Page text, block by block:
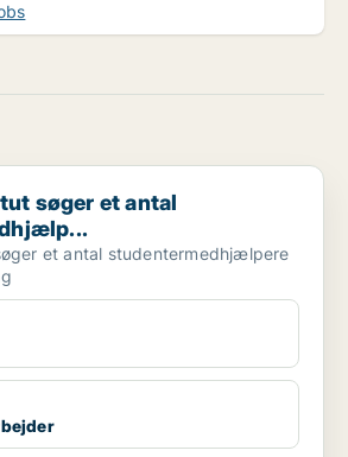
et antal studentermedhjælp...
søger et antal
et antal studentermedhjælpere